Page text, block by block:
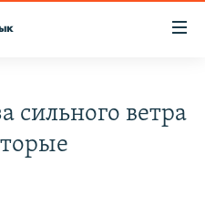
сильного ветра